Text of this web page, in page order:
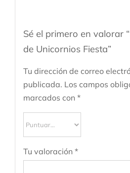
Sé el primero en valorar
de Unicornios Fiesta”
Tu dirección de correo
publicada. Los campos
marcados con *
Tu valoración *